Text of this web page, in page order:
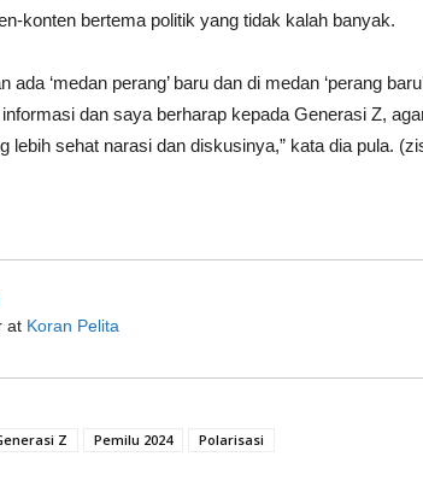
konten bertema politik yang tidak kalah banyak.
ada ‘medan perang’ baru dan di medan ‘perang
dan saya berharap kepada Generasi Z,
lebih sehat narasi dan diskusinya,” kata dia pula.
at Koran Pelita
Z Pemilu 2024 Polarisasi